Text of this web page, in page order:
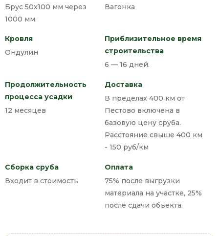
Брус 50х100 мм через
1000 мм.
Вагонка
Кровля
Ондулин
Приблизительное время
строительства
6 — 16 дней.
Продолжительность
процесса усадки
12 месяцев
Доставка
В пределах 400 км от
Пестово включена в
базовую цену сруба.
Расстояние свыше 400 км
- 150 руб/км
Сборка сруба
Входит в стоимость
Оплата
75% после выгрузки
материала на участке, 25%
после сдачи объекта.